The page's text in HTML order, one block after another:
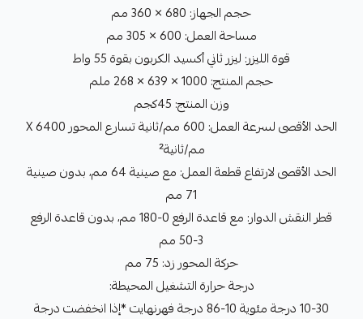
حجم الجهاز: 680 × 360 مم
مساحة العمل: 600 × 305 مم
قوة الليزر: ليزر ثاني أكسيد الكربون بقوة 55 واط
حجم المنتج: 1000 × 639 × 268 ملم
وزن المنتج: 45كجم
الحد الأقصى لسرعة العمل: 600 مم/ثانية تسارع المحور X 6400
مم/ثانية²
الحد الأقصى لارتفاع قطعة العمل: مع صينية 64 مم، بدون صينية
71 مم
قطر النقش الدوار: مع قاعدة الرفع 0-180 مم، بدون قاعدة الرفع
3-50 مم
حركة المحور زد: 75 مم
درجة حرارة التشغيل المحيطة:
10-30 درجة مئوية 10-86 درجة فهرنهايت *إذا انخفضت درجة